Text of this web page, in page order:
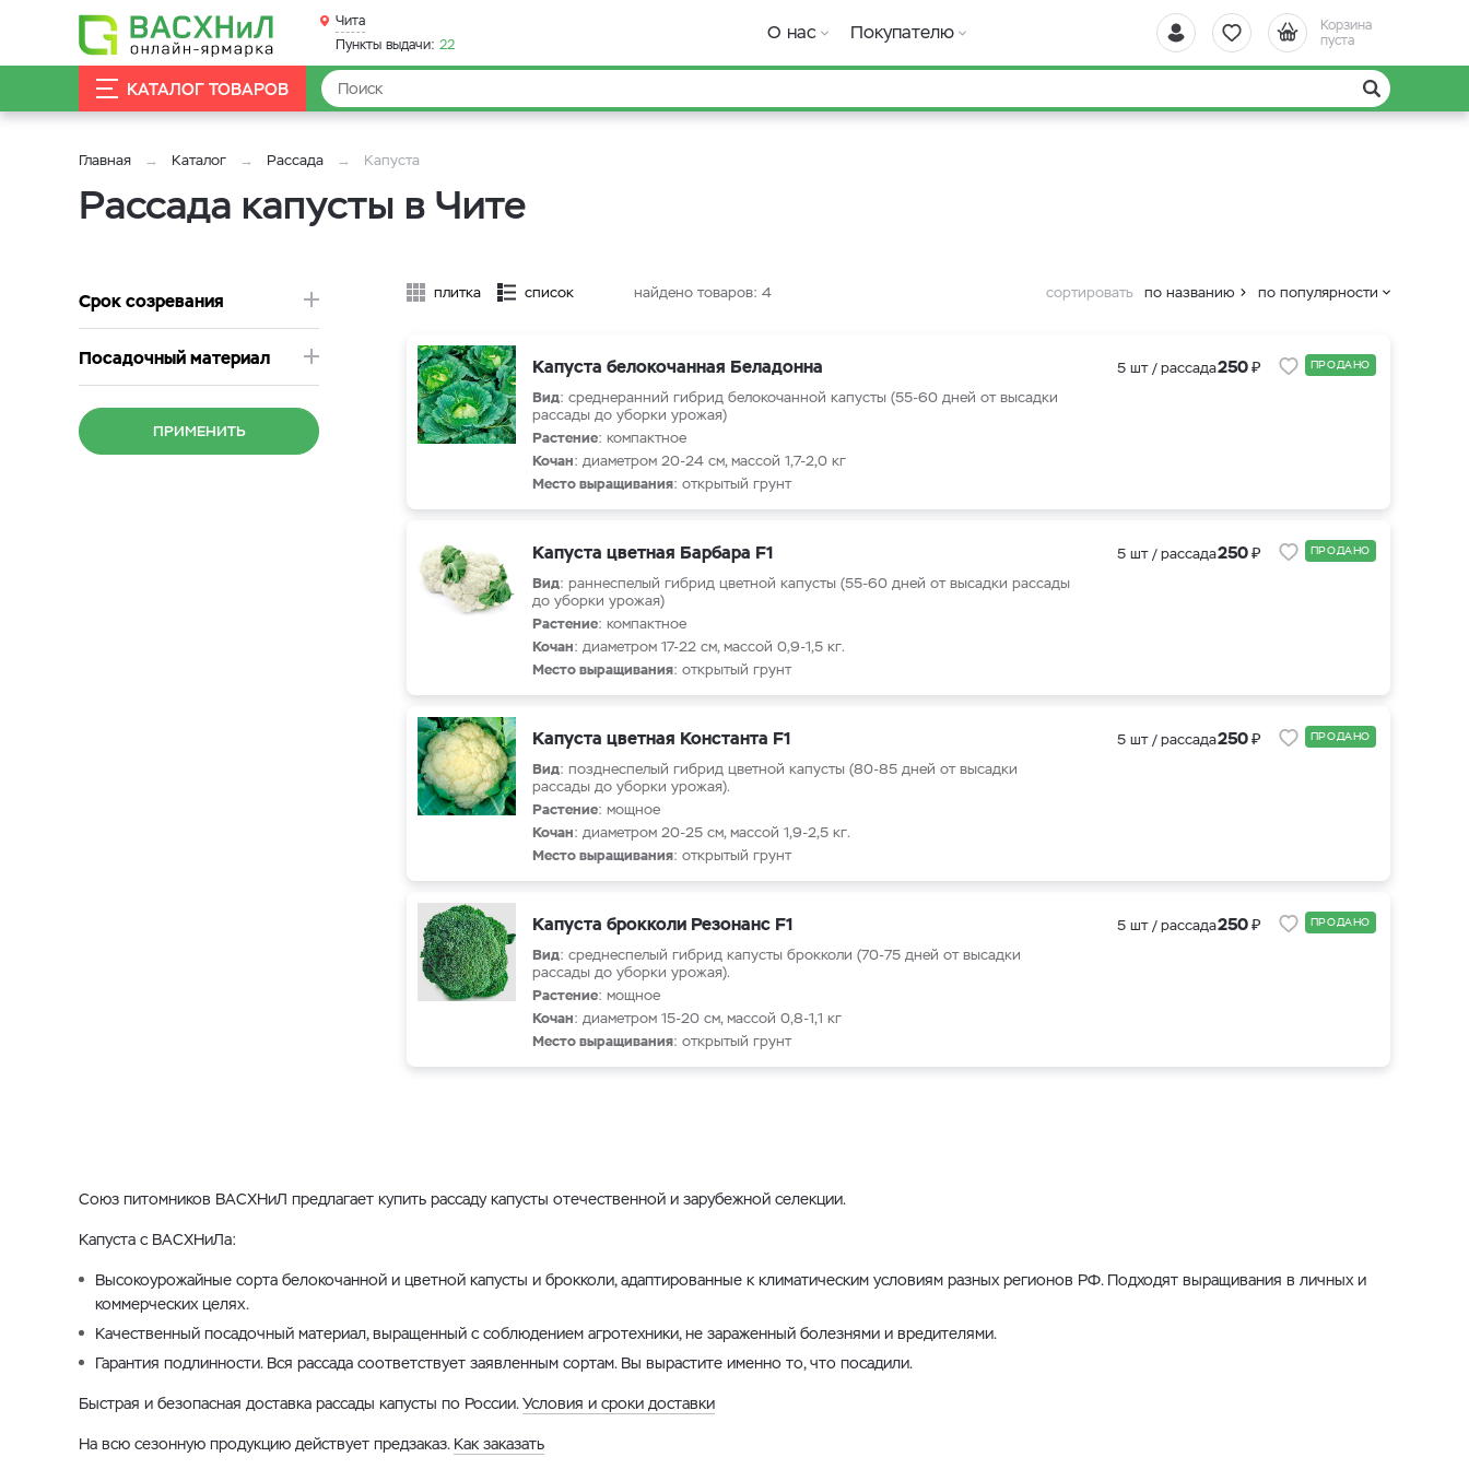
Корзина
пуста
Чита
Пункты выдачи: 22
О нас Покупателю
КАТАЛОГ ТОВАРОВ
Главная Каталог Рассада Капуста
Рассада капусты в Чите
Срок созревания
Посадочный материал
ПРИМЕНИТЬ
плитка список найдено товаров: 4 сортировать по названию по популярности
Капуста белокочанная Беладонна
Вид: среднеранний гибрид белокочанной капусты (55-60 дней от высадки
рассады до уборки урожая)
Растение: компактное
Кочан: диаметром 20-24 см, массой 1,7-2,0 кг
Место выращивания: открытый грунт
5 шт / рассада250₽ ПРОДАНО
Капуста цветная Барбара F1
Вид: раннеспелый гибрид цветной капусты (55-60 дней от высадки рассады
до уборки урожая)
Растение: компактное
Кочан: диаметром 17-22 см, массой 0,9-1,5 кг.
Место выращивания: открытый грунт
5 шт / рассада250₽ ПРОДАНО
Капуста цветная Константа F1
Вид: позднеспелый гибрид цветной капусты (80-85 дней от высадки
рассады до уборки урожая).
Растение: мощное
Кочан: диаметром 20-25 см, массой 1,9-2,5 кг.
Место выращивания: открытый грунт
5 шт / рассада250₽ ПРОДАНО
Капуста брокколи Резонанс F1
Вид: среднеспелый гибрид капусты брокколи (70-75 дней от высадки
рассады до уборки урожая).
Растение: мощное
Кочан: диаметром 15-20 см, массой 0,8-1,1 кг
Место выращивания: открытый грунт
5 шт / рассада250₽ ПРОДАНО
Союз питомников ВАСХНиЛ предлагает купить рассаду капусты отечественной и зарубежной селекции.
Капуста с ВАСХНиЛа:
Высокоурожайные сорта белокочанной и цветной капусты и брокколи, адаптированные к климатическим условиям разных регионов РФ. Подходят выращивания в личных и
коммерческих целях.
Качественный посадочный материал, выращенный с соблюдением агротехники, не зараженный болезнями и вредителями.
Гарантия подлинности. Вся рассада соответствует заявленным сортам. Вы вырастите именно то, что посадили.
Быстрая и безопасная доставка рассады капусты по России.Условия и сроки доставки
На всю сезонную продукцию действует предзаказ. Как заказать